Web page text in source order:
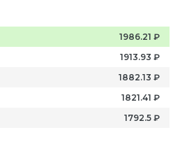
1986.21 ₽
1913.93 ₽
1882.13 ₽
1821.41 ₽
1792.5 ₽